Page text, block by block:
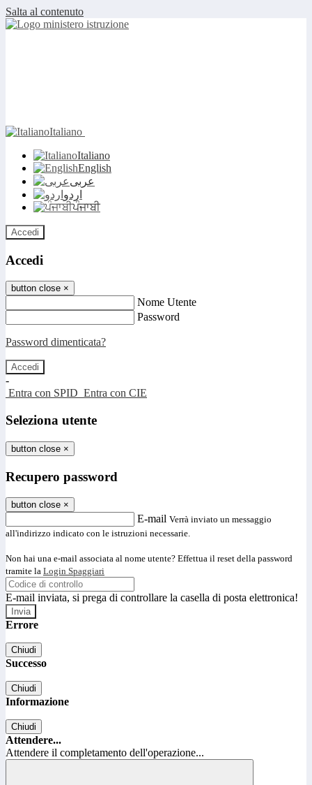
Salta al contenuto
Italiano
Italiano
English
عربى
اردو
ਪੰਜਾਬੀ
Accedi
Accedi
button close ×
Nome Utente
Password
Password dimenticata?
-
Entra con SPID Entra con CIE
Seleziona utente
button close ×
Recupero password
button close ×
E-mail Verrà inviato un messaggio
all'indirizzo indicato con le istruzioni necessarie.
Non hai una e-mail associata al nome utente? Effettua il reset della password
tramite la Login Spaggiari
E-mail inviata, si prega di controllare la casella di posta elettronica!
Errore
Chiudi
Successo
Chiudi
Informazione
Chiudi
Attendere...
Attendere il completamento dell'operazione...